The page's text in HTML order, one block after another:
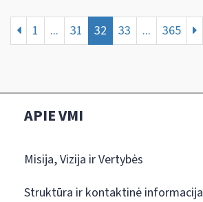
1 ... 31 32 33 ... 365
APIE VMI
Misija, Vizija ir Vertybės
Struktūra ir kontaktinė informacija